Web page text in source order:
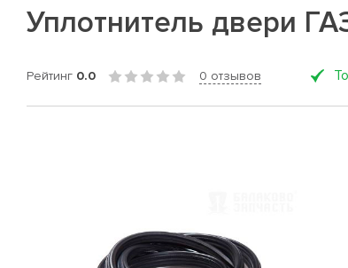
Уплотнитель двери
Рейтинг 0.0 0 отзывов